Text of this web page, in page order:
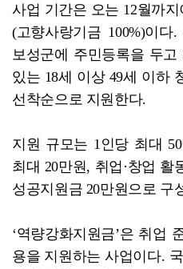
사업 기간은 오는 12월까
(고향사랑기금 100%)이
보성군에 주민등록을 두
있는 18세 이상 49세 이하
선착순으로 지원한다.
지원 규모는 1인당 최대
최대 20만원, 취업·창업 활
성공지원금 20만원으로 구
‘역량강화지원금’은 취업
용을 지원하는 사업이다.